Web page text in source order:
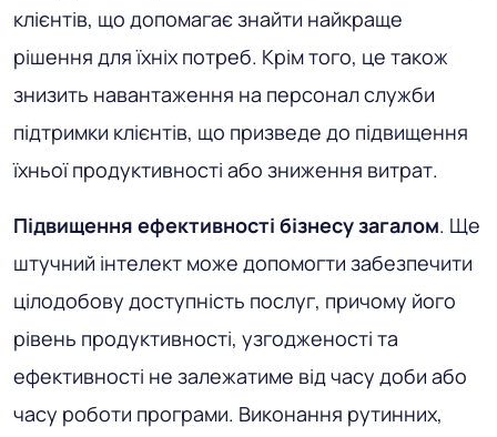
клієнтів, що допомагає знайти найкраще
рішення для їхніх потреб. Крім того, це також
знизить навантаження на персонал служби
підтримки клієнтів, що призведе до підвищення
їхньої продуктивності або зниження витрат.
Підвищення ефективності бізнесу загалом. Ще
штучний інтелект може допомогти забезпечити
цілодобову доступність послуг, причому його
рівень продуктивності, узгодженості та
ефективності не залежатиме від часу доби або
часу роботи програми. Виконання рутинних,